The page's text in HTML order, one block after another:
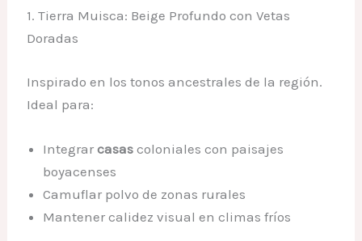
1. Tierra Muisca: Beige Profundo con Vetas
Doradas
Inspirado en los tonos ancestrales de la región.
Ideal para:
Integrarcasas coloniales con paisajes
boyacenses
Camuflar polvo de zonas rurales
Mantener calidez visual en climas fríos